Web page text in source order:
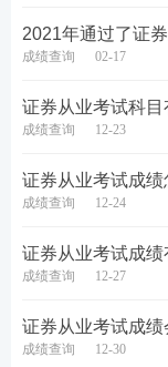
考后关注-看
中国证券业协会
试真题及答案。
本次证券考试结
后来分享试题，
2021年通过了证
成绩查询 02-17
证券从业考试科目
成绩查询 12-23
证券从业考试成绩
成绩查询 12-24
证券从业考试成绩
成绩查询 12-27
证券从业考试成绩
成绩查询 12-30